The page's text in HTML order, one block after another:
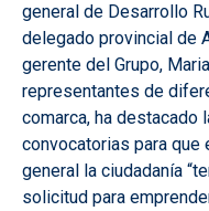
general de Desarrollo
delegado provincial de
gerente del Grupo,
representantes de
comarca, ha destacado
convocatorias para que
general la ciudadanía
solicitud para